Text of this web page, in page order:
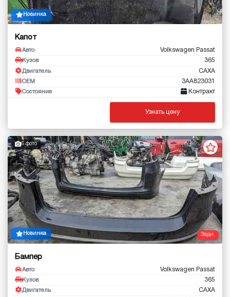
Новинка
Капот
Авто Volkswagen Passat
Кузов 365
Двигатель CAXA
OEM 3AA823031
Состояние Контракт
Узнать цену
Задн.
6 фото
Новинка
Бампер
Авто Volkswagen Passat
Кузов 365
Двигатель CAXA